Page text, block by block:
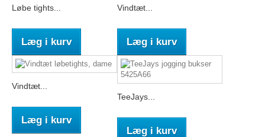
Løbe tights...
Læg i kurv
Vindtæt...
Læg i kurv
Vindtæt...
Læg i kurv
TeeJays...
Læg i kurv